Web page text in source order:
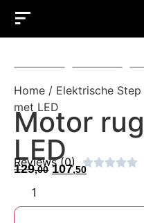
Home / Elektrische
met LED
Motor
LED
Reviews (0) 
129,00 107,50